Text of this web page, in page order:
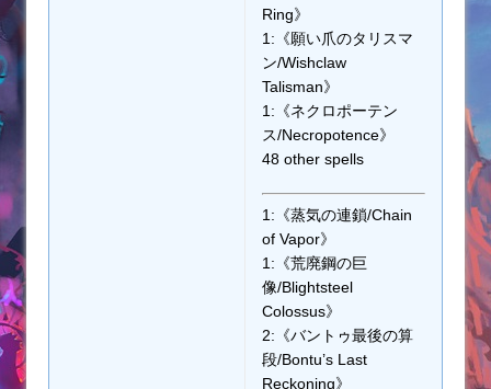
Ring》
1:《願い爪のタリスマ
ン/Wishclaw
Talisman》
1:《ネクロポーテン
ス/Necropotence》
48 other spells
1:《蒸気の連鎖/Chain
of Vapor》
1:《荒廃鋼の巨
像/Blightsteel
Colossus》
2:《バントゥ最後の算
段/Bontu’s Last
Reckoning》